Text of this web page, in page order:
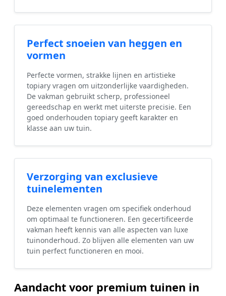
Perfect snoeien van heggen en
vormen
Perfecte vormen, strakke lijnen en artistieke
topiary vragen om uitzonderlijke vaardigheden.
De vakman gebruikt scherp, professioneel
gereedschap en werkt met uiterste precisie. Een
goed onderhouden topiary geeft karakter en
klasse aan uw tuin.
Verzorging van exclusieve
tuinelementen
Deze elementen vragen om specifiek onderhoud
om optimaal te functioneren. Een gecertificeerde
vakman heeft kennis van alle aspecten van luxe
tuinonderhoud. Zo blijven alle elementen van uw
tuin perfect functioneren en mooi.
Aandacht voor premium tuinen in